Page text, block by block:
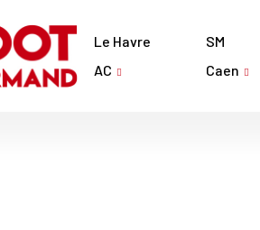
Le Havre
AC
SM
Caen